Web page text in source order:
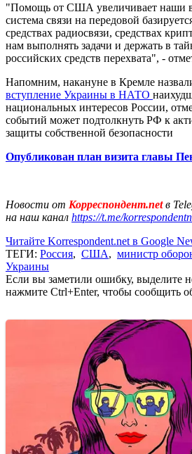
"Помощь от США увеличивает наши
система связи на передовой
средствах радиосвязи, средствах
нам выполнять задачи и держать в
российских средств перехвата", -
Напомним, накануне в Кремле
вступление Украины в НАТО
национальных интересов России,
событий может подтолкнуть РФ к
защиты собственной безопасности
Опубликован план визита главы
Новости от Корреспондент.netв
на наш канал https://t.me/
Читайте Korrespondent.net в Google
ТЕГИ: Россия, США, министр
Украины
Если вы заметили ошибку, выделите
нажмите Ctrl+Enter, чтобы сообщить